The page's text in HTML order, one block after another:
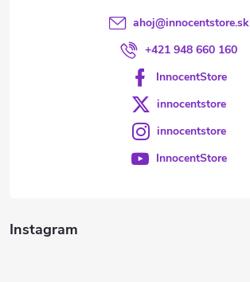
Instagram
ahoj@innocentstore.sk
+421 948 660 160
InnocentStore
innocentstore
innocentstore
InnocentStore